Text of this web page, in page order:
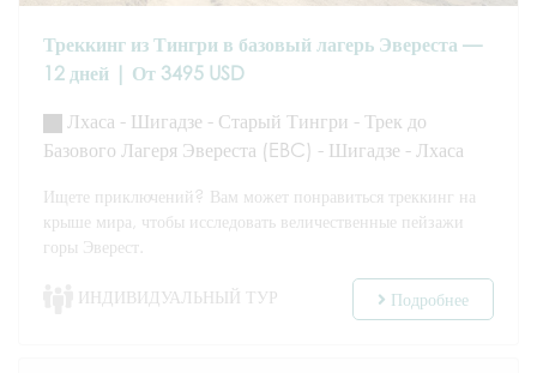
Треккинг из Тингри в базовый лагерь Эвереста —
12 дней | От 3495 USD
Лхаса - Шигадзе - Старый Тингри - Трек до
Базового Лагеря Эвереста (EBC) - Шигадзе - Лхаса
Ищете приключений? Вам может понравиться треккинг на
крыше мира, чтобы исследовать величественные пейзажи
горы Эверест.
ИНДИВИДУАЛЬНЫЙ ТУР Подробнее